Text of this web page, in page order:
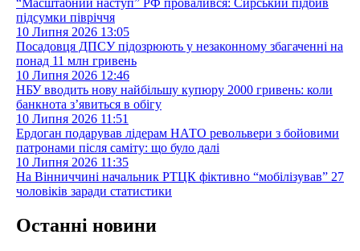
підсумки півріччя
10 Липня 2026 13:05
Посадовця ДПСУ підозрюють у незаконному збагаченні на
понад 11 млн гривень
10 Липня 2026 12:46
НБУ вводить нову найбільшу купюру 2000 гривень: коли
банкнота з’явиться в обігу
10 Липня 2026 11:51
Ердоган подарував лідерам НАТО револьвери з бойовими
патронами після саміту: що було далі
10 Липня 2026 11:35
На Вінниччині начальник РТЦК фіктивно “мобілізував” 27
чоловіків заради статистики
Останні новини